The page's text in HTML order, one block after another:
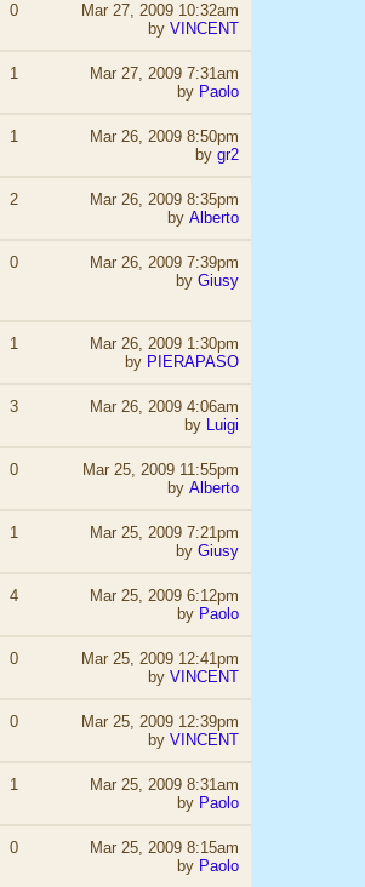
0
Mar 27, 2009 10:32am
by VINCENT
1
Mar 27, 2009 7:31am
by Paolo
1
Mar 26, 2009 8:50pm
by gr2
2
Mar 26, 2009 8:35pm
by Alberto
0
Mar 26, 2009 7:39pm
by Giusy
1
Mar 26, 2009 1:30pm
by PIERAPASO
3
Mar 26, 2009 4:06am
by Luigi
0
Mar 25, 2009 11:55pm
by Alberto
1
Mar 25, 2009 7:21pm
by Giusy
4
Mar 25, 2009 6:12pm
by Paolo
0
Mar 25, 2009 12:41pm
by VINCENT
0
Mar 25, 2009 12:39pm
by VINCENT
1
Mar 25, 2009 8:31am
by Paolo
0
Mar 25, 2009 8:15am
by Paolo